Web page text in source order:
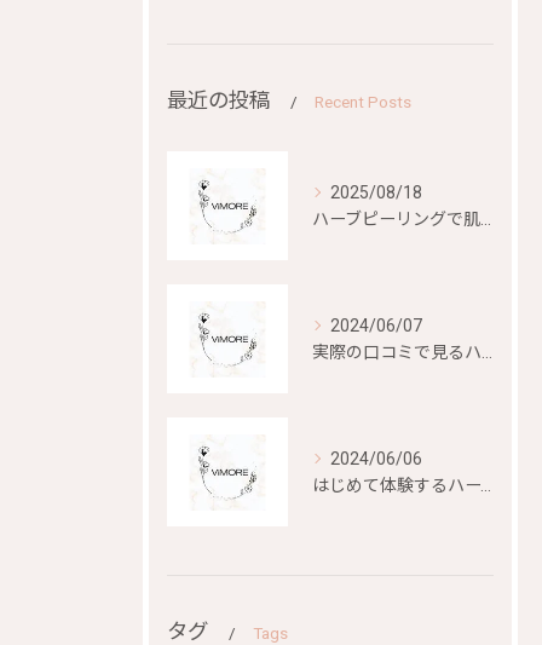
最近の投稿 Recent Posts
2025/08/18
2024/06/07
2024/06/06
タグ Tags